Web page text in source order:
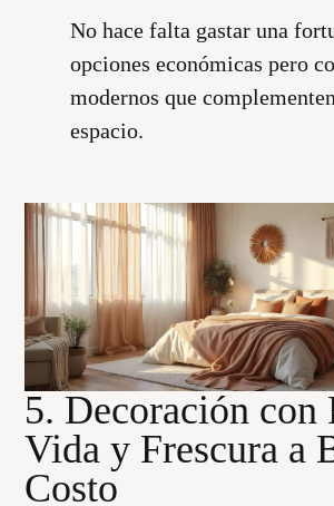
No hace falta gastar una
opciones económicas pero
modernos que
espacio.
5. Decoración con
Vida y Frescura a
Costo